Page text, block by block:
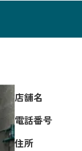
店舗名
電話番号
住所